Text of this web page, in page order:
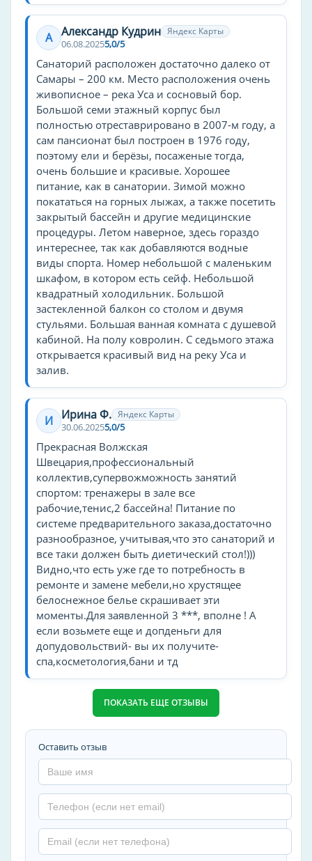
шезлонги
зонтики
переговорная
бесплатные зонтики/шезлонги
общий туалет
химчистка
врач
прачечная
лифт
банкетный зал
барбекю
рыбалка
теннисный корт
настольный теннис
бизнес-центр
оплата картой
сейф
солярий
аптека
караоке
дискотека
терраса
игровая комната
театр
швейцар
завтрак
Спорт
рыбалка
теннисный корт
настольный теннис
волейбол
катание на лошадях
катание на лыжах
сноуборд
бадминтон
футбол
Детские услуги
детская площадка
для детей
А Александр Кудрин Яндекс Карты
06.08.20255,0/5
Санаторий расположен достаточно далеко от
Самары – 200 км. Место расположения очень
живописное – река Уса и сосновый бор.
Большой семи этажный корпус был
полностью отреставрировано в 2007-м году, а
сам пансионат был построен в 1976 году,
поэтому ели и берёзы, посаженые тогда,
очень большие и красивые. Хорошее
питание, как в санатории. Зимой можно
покататься на горных лыжах, а также посетить
закрытый бассейн и другие медицинские
процедуры. Летом наверное, здесь гораздо
интереснее, так как добавляются водные
виды спорта. Номер небольшой с маленьким
шкафом, в котором есть сейф. Небольшой
квадратный холодильник. Большой
застекленной балкон со столом и двумя
стульями. Большая ванная комната с душевой
кабиной. На полу ковролин. С седьмого этажа
открывается красивый вид на реку Уса и
залив.
И Ирина Ф. Яндекс Карты
30.06.20255,0/5
Прекрасная Волжская
Швецария,профессиональный
коллектив,супервожможность занятий
спортом: тренажеры в зале все
рабочие,тенис,2 бассейна! Питание по
системе предварительного заказа,достаточно
разнообразное, учитывая,что это санаторий и
все таки должен быть диетический стол!)))
Видно,что есть уже где то потребность в
ремонте и замене мебели,но хрустящее
белоснежное белье скрашивает эти
моменты.Для заявленной 3 ***, вполне ! А
если возьмете еще и допденьги для
допудовольствий- вы их получите-
спа,косметология,бани и тд
ПОКАЗАТЬ ЕЩЕ ОТЗЫВЫ
Оставить отзыв